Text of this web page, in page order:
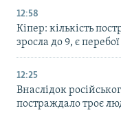
12:58
Кіпер: кількість
зросла до 9, є
12:25
Внаслідок
постраждало троє